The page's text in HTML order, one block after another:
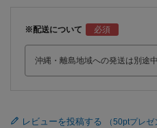
※配送について
レビューを投稿する